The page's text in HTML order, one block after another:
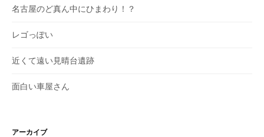
名古屋のど真ん中にひまわり！？
レゴっぽい
近くて遠い見晴台遺跡
面白い車屋さん
アーカイブ